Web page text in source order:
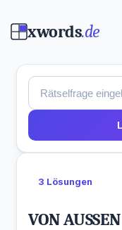
xwords.de
3 Lösungen
VON